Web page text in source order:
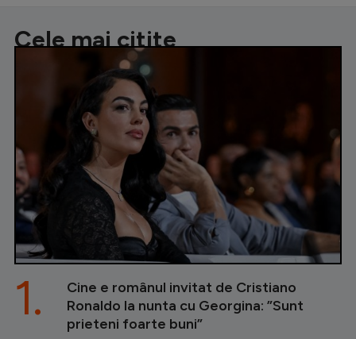
Cele mai citite
Cine e românul invitat de Cristiano
Ronaldo la nunta cu Georgina: ”Sunt
prieteni foarte buni”
1.